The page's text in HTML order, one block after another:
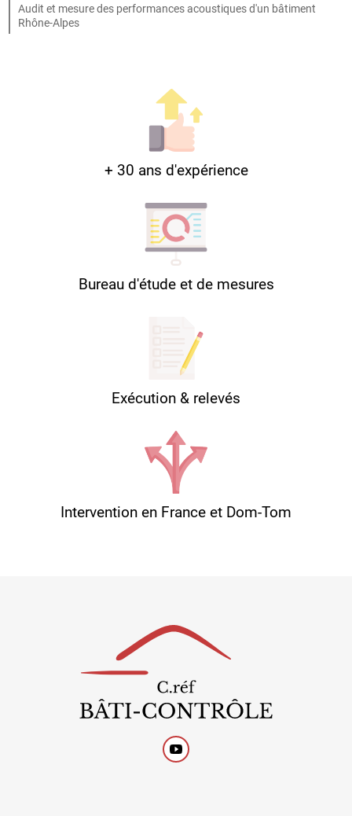
Audit et mesure des performances acoustiques d'un bâtiment
Rhône-Alpes
+ 30 ans d'expérience
Bureau d'étude et de mesures
Exécution & relevés
Intervention en France et Dom-Tom